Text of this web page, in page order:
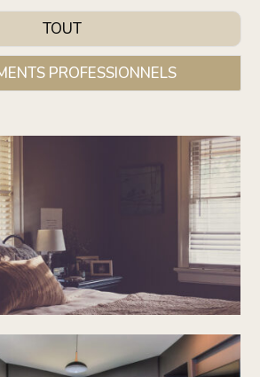
TOUT
PROFESSIONNELS